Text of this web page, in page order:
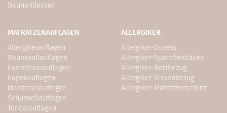
Daunendecken
MATRATZENAUFLAGEN
Allergikerauflagen
Baumwollauflagen
Kamelhaarauflagen
Kapokauflagen
Maisfaserauflagen
Schurwollauflagen
Tencelauflagen
ALLERGIKER
Allergiker-Duvets
Allergiker-Spannbettlaken
Allergiker-Bettbezug
Allergiker-Kissenbezug
Allergiker-Matratzenschutz